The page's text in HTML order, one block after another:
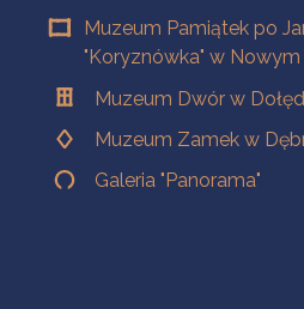
Muzeum Pamiątek po
"Koryznówka" w
Muzeum Dwór w
Muzeum Zamek w
Galeria "Panorama"